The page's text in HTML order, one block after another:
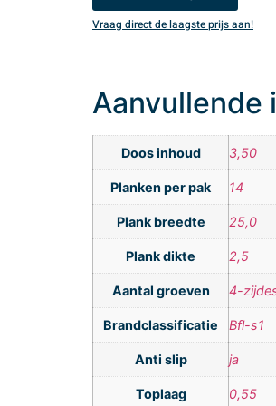
Vraag direct de laagste prijs aan!
Aanvullende
Doos inhoud 3,50
Planken per pak 14
Plank breedte 25,0
Plank dikte 2,5
Aantal groeven 4-
Brandclassificatie Bfl-s1
Anti slip ja
Toplaag 0,55